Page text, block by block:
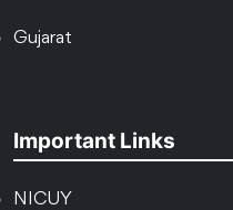
Gujarat
Important Links
NICUY